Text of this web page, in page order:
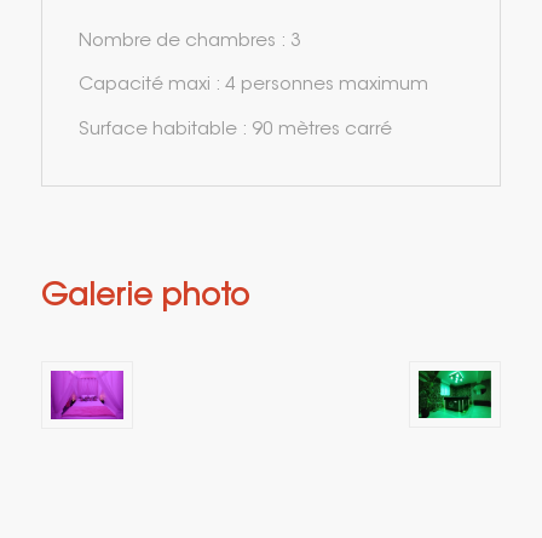
Nombre de chambres : 3
Capacité maxi : 4 personnes maximum
Surface habitable : 90 mètres carré
Galerie photo